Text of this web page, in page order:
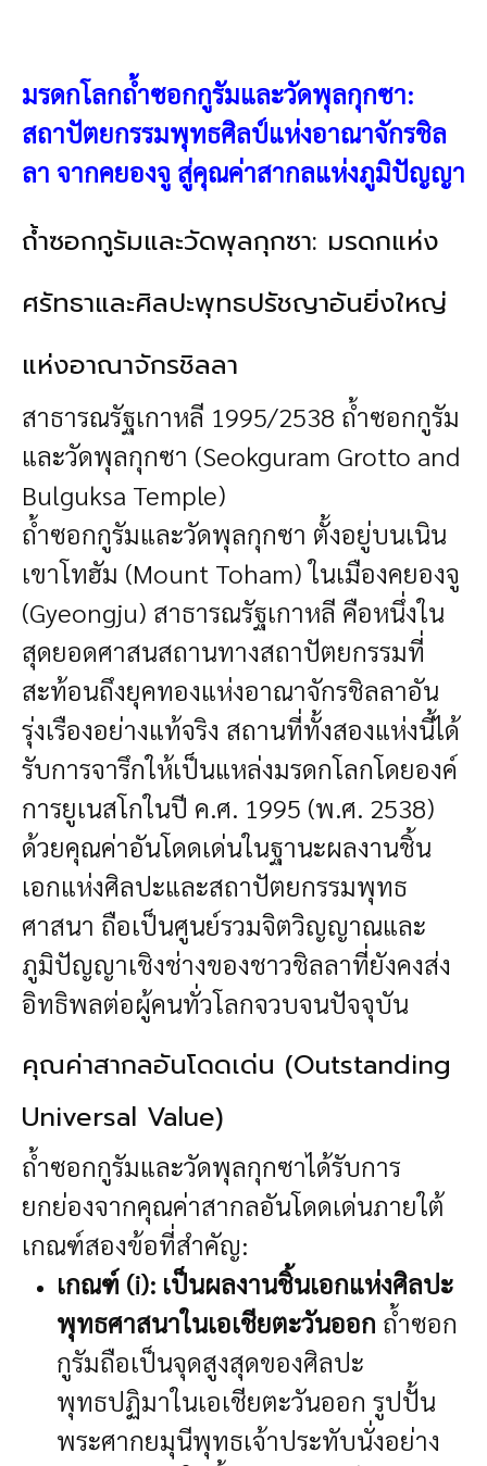
มรดกโลกถ้ำซอกกูรัมและวัดพุลกุกซา:
สถาปัตยกรรมพุทธศิลป์แห่งอาณาจักรชิล
ลา จากคยองจู สู่คุณค่าสากลแห่งภูมิปัญญา
ถ้ำซอกกูรัมและวัดพุลกุกซา: มรดกแห่ง
ศรัทธาและศิลปะพุทธปรัชญาอันยิ่งใหญ่
แห่งอาณาจักรชิลลา
สาธารณรัฐเกาหลี 1995/2538 ถ้ำซอกกูรัม
และวัดพุลกุกซา (Seokguram Grotto and
Bulguksa Temple)
ถ้ำซอกกูรัมและวัดพุลกุกซา ตั้งอยู่บนเนิน
เขาโทฮัม (Mount Toham) ในเมืองคยองจู
(Gyeongju) สาธารณรัฐเกาหลี คือหนึ่งใน
สุดยอดศาสนสถานทางสถาปัตยกรรมที่
สะท้อนถึงยุคทองแห่งอาณาจักรชิลลาอัน
รุ่งเรืองอย่างแท้จริง สถานที่ทั้งสองแห่งนี้ได้
รับการจารึกให้เป็นแหล่งมรดกโลกโดยองค์
การยูเนสโกในปี ค.ศ. 1995 (พ.ศ. 2538)
ด้วยคุณค่าอันโดดเด่นในฐานะผลงานชิ้น
เอกแห่งศิลปะและสถาปัตยกรรมพุทธ
ศาสนา ถือเป็นศูนย์รวมจิตวิญญาณและ
ภูมิปัญญาเชิงช่างของชาวชิลลาที่ยังคงส่ง
อิทธิพลต่อผู้คนทั่วโลกจวบจนปัจจุบัน
คุณค่าสากลอันโดดเด่น (Outstanding
Universal Value)
ถ้ำซอกกูรัมและวัดพุลกุกซาได้รับการ
ยกย่องจากคุณค่าสากลอันโดดเด่นภายใต้
เกณฑ์สองข้อที่สำคัญ:
เกณฑ์ (i): เป็นผลงานชิ้นเอกแห่งศิลปะ
พุทธศาสนาในเอเชียตะวันออก ถ้ำซอก
กูรัมถือเป็นจุดสูงสุดของศิลปะ
พุทธปฏิมาในเอเชียตะวันออก รูปปั้น
พระศากยมุนีพุทธเจ้าประทับนั่งอย่าง